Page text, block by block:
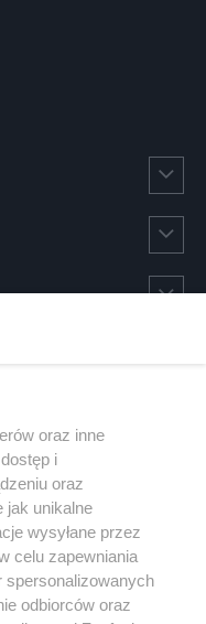
oraz inne
i
oraz
jak unikalne
wysyłane przez
celu zapewniania
spersonalizowanych
odbiorców oraz